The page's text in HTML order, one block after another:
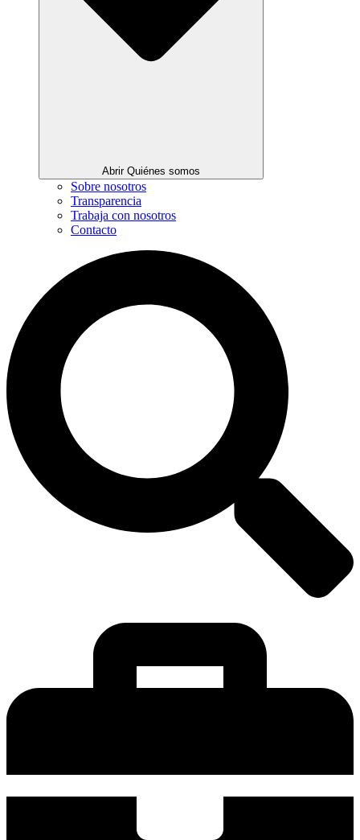
Abrir Quiénes somos
Sobre nosotros
Transparencia
Trabaja con nosotros
Contacto